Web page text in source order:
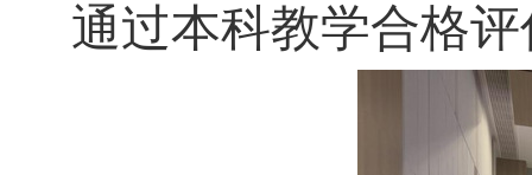
通过本科教学合格